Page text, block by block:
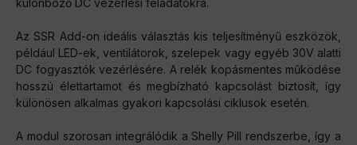
különböző DC vezérlési feladatokra.
Az SSR Add-on ideális választás kis teljesítményű eszközök,
például LED-ek, ventilátorok, szelepek vagy egyéb 30V alatti
DC fogyasztók vezérlésére. A relék kopásmentes működése
hosszú élettartamot és megbízható kapcsolást biztosít, így
különösen alkalmas gyakori kapcsolási ciklusok esetén.
A modul szorosan integrálódik a Shelly Pill rendszerbe, így a